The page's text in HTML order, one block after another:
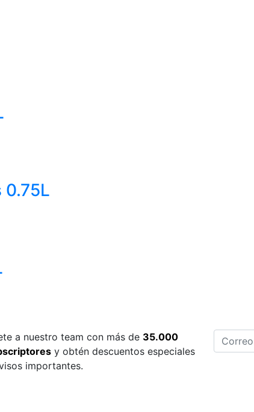
0.75L
a nuestro team con más de 35.000
y obtén descuentos especiales
importantes.